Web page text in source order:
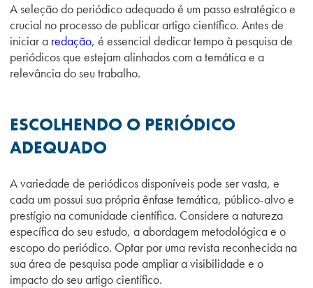
A seleção do periódico adequado é um passo estratégico e
crucial no processo de publicar artigo científico. Antes de
iniciar a redação, é essencial dedicar tempo à pesquisa de
periódicos que estejam alinhados com a temática e a
relevância do seu trabalho.
ESCOLHENDO O PERIÓDICO
ADEQUADO
A variedade de periódicos disponíveis pode ser vasta, e
cada um possui sua própria ênfase temática, público-alvo e
prestígio na comunidade científica. Considere a natureza
específica do seu estudo, a abordagem metodológica e o
escopo do periódico. Optar por uma revista reconhecida na
sua área de pesquisa pode ampliar a visibilidade e o
impacto do seu artigo científico.